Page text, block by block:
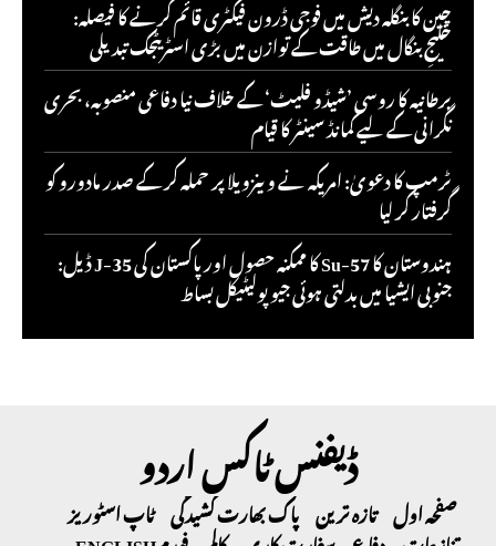
چین کا بنگلہ دیش میں فوجی ڈرون فیکٹری قائم کرنے کا فیصلہ:
خلیجِ بنگال میں طاقت کے توازن میں بڑی اسٹریٹجک تبدیلی
برطانیہ کا روسی ’شیڈو فلیٹ‘ کے خلاف نیا دفاعی منصوبہ، بحری
نگرانی کے لیے کمانڈ سینٹر کا قیام
ٹرمپ کا دعویٰ: امریکہ نے وینزویلا پر حملہ کر کے صدر مادورو کو
گرفتار کر لیا
ہندوستان کا Su-57 کا ممکنہ حصول اور پاکستان کی J-35 ڈیل:
جنوبی ایشیا میں بدلتی ہوئی جیو پولیٹیکل بساط
ڈیفنس ٹاکس اردو
صفحہ اول تازہ ترین پاک بھارت کشیدگی ٹاپ اسٹوریز